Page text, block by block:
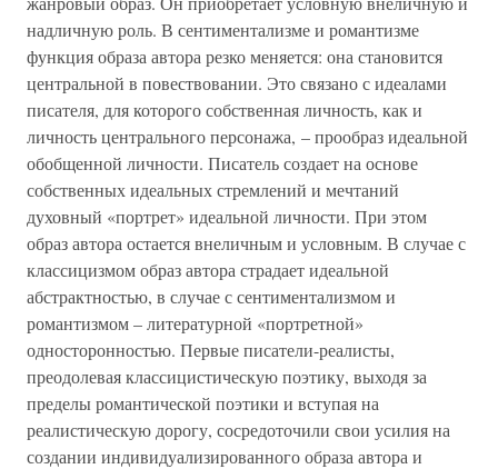
надличную роль. В сентиментализме и романтизме
функция образа автора резко меняется: она становится
центральной в повествовании. Это связано с идеалами
писателя, для которого собственная личность, как и
личность центрального персонажа, – прообраз идеальной
обобщенной личности. Писатель создает на основе
собственных идеальных стремлений и мечтаний
духовный «портрет» идеальной личности. При этом
образ автора остается внеличным и условным. В случае с
классицизмом образ автора страдает идеальной
абстрактностью, в случае с сентиментализмом и
романтизмом – литературной «портретной»
односторонностью. Первые писатели-реалисты,
преодолевая классицистическую поэтику, выходя за
пределы романтической поэтики и вступая на
реалистическую дорогу, сосредоточили свои усилия на
создании индивидуализированного образа автора и